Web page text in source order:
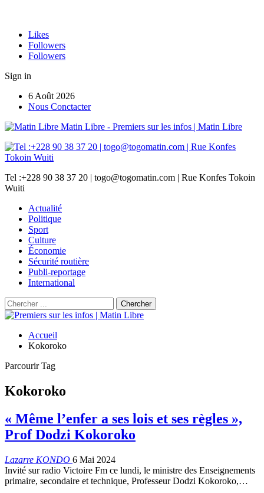
Likes
Followers
Followers
Sign in
6 Août 2026
Nous Conctacter
Matin Libre - Premiers sur les infos | Matin Libre
Tel :+228 90 38 37 20 | togo@togomatin.com | Rue Konfes Tokoin
Wuiti
Actualité
Politique
Sport
Culture
Économie
Sécurité routière
Publi-reportage
International
Accueil
Kokoroko
Parcourir Tag
Kokoroko
« Même l’enfer a ses lois et ses règles »,
Prof Dodzi Kokoroko
Lazarre KONDO 6 Mai 2024
Invité sur radio Victoire Fm ce lundi, le ministre des Enseignements
primaire, secondaire et technique, Professeur Dodzi Kokoroko,…